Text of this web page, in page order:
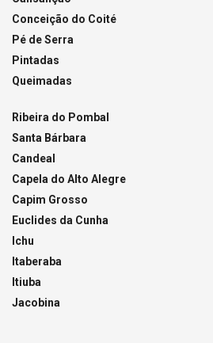
Conceição do Coité
Pé de Serra
Pintadas
Queimadas
Ribeira do Pombal
Santa Bárbara
Candeal
Capela do Alto Alegre
Capim Grosso
Euclides da Cunha
Ichu
Itaberaba
Itiuba
Jacobina